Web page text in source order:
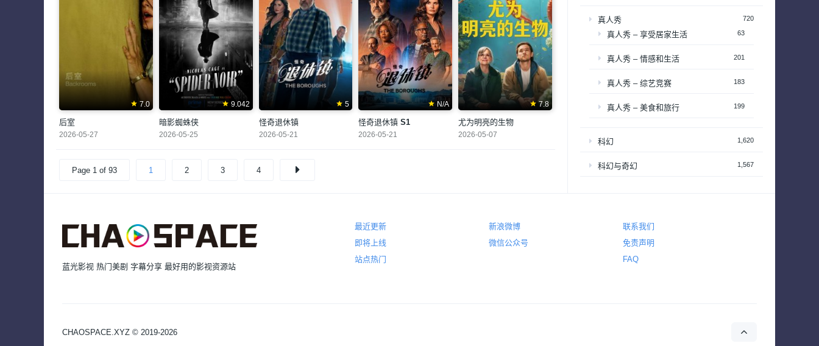
7.0
后室
2026-05-27
9.042
暗影蜘蛛侠
2026-05-25
5
怪奇退休镇
2026-05-21
N/A
怪奇退休镇S1
2026-05-21
7.8
尤为明亮的生物
2026-05-07
Page 1 of 93 1 2 3 4
真人秀 720
真人秀 – 享受居家生活 63
真人秀 – 情感和生活 201
真人秀 – 综艺竞赛 183
真人秀 – 美食和旅行 199
科幻 1,620
科幻与奇幻 1,567
纪录片 – 科学自然与生态
185
最近更新
即将上线
站点热门
新浪微博
微信公众号
联系我们
免责声明
FAQ
蓝光影视 热门美剧 字幕分享 最好用的影视资源站
CHAOSPACE.XYZ © 2019-2026